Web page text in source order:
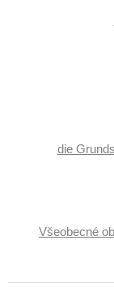
die
Všeobecné